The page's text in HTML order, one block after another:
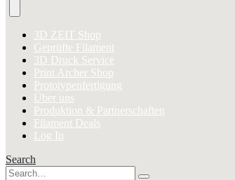
3D ZEIT Shop
Geprüfte Filament
3D Druck Service
Print Archer Shop
Prototypenfertigung
Über uns
Produktion & Partnerschaften
Filament Deals
Log In
Search